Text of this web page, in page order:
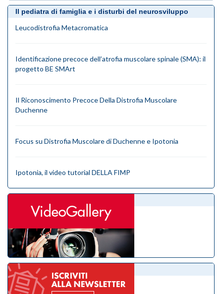
Il pediatra di famiglia e i disturbi del neurosviluppo
Leucodistrofia Metacromatica
Identificazione precoce dell’atrofia muscolare spinale (SMA): il
progetto BE SMArt
Il Riconoscimento Precoce Della Distrofia Muscolare
Duchenne
Focus su Distrofia Muscolare di Duchenne e Ipotonia
Ipotonia, il video tutorial DELLA FIMP
eNewsletter